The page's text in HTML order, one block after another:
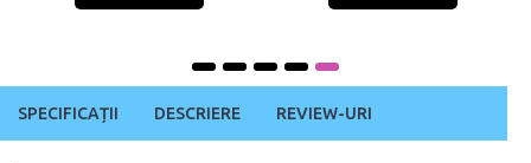
SPECIFICAȚII DESCRIERE REVIEW-URI